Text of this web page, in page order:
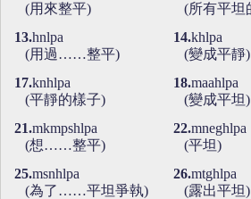
(用來整平)
(所有平坦
13.hnlpa
(用過……整平)
14.khlpa
(變成平靜)
17.knhlpa
(平靜的樣子)
18.maahlpa
(變成平坦)
21.mkmpshlpa
(想……整平)
22.mneghlpa
(平坦)
25.msnhlpa
(為了……平坦爭執)
26.mtghlpa
(露出平坦)